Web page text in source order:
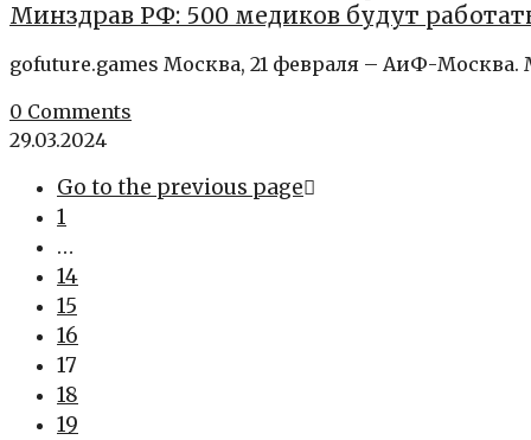
Минздрав РФ: 500 медиков будут
gofuture.games Москва, 21 февраля – АиФ-
0 Comments
29.03.2024
Go to the previous page
1
…
14
15
16
17
18
19